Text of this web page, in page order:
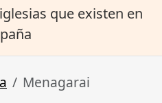
que existen en
Menagarai